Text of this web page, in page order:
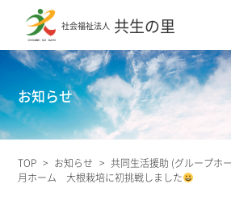
社会福祉法人 共生の里
お知らせ
TOP > お知らせ > 共同生活援助 (グループホ
月ホーム 大根栽培に初挑戦しました